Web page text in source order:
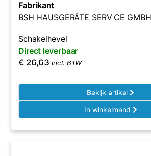
Fabrikant
BSH HAUSGERÄTE SERVICE GMBH
Schakelhevel
Direct leverbaar
€ 26,63 incl. BTW
Bekijk artikel
In winkelmand